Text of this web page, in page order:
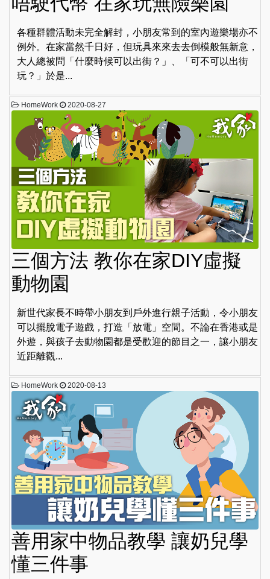
各種群體活動未完全解封，小朋友常到的室內遊樂場亦不
例外。在家當然千日好，但玩具來來去去倒模般無新意，
大人總被問「什麼時候可以出街？」、「可不可以出街
玩？」於是...
HomeWork 2020-08-27
三個方法 教你在家DIY虛擬
動物園
新世代家長不時帶小朋友到戶外進行親子活動，令小朋友
可以擺脫電子遊戲，打造「放電」空間。不論在香港或是
外遊，與孩子去動物園都是受歡迎的節目之一，讓小朋友
近距離觀...
HomeWork 2020-08-13
善用家中物品教學 讓奶兒學
懂三件事